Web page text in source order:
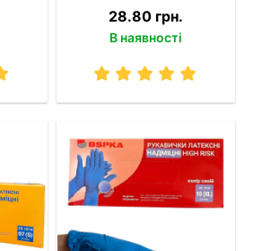
28.80 грн.
В наявності